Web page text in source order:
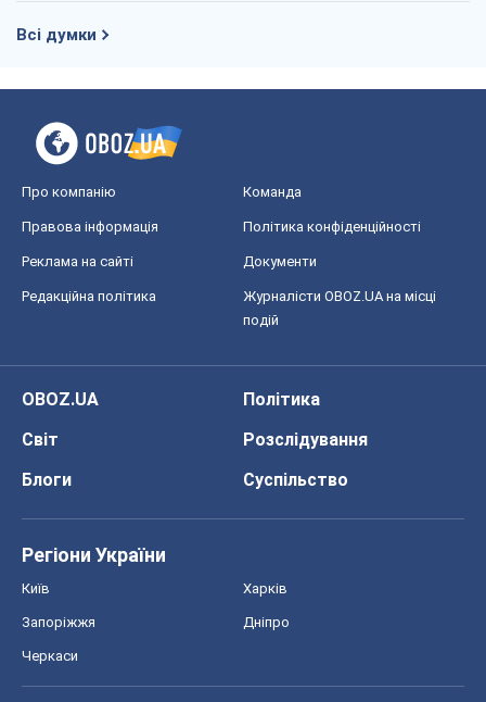
Всі думки
Про компанію Команда
Правова інформація Політика конфіденційності
Реклама на сайті Документи
Редакційна політика
Журналісти OBOZ.UA на місці
подій
OBOZ.UA
Політика
Світ
Розслідування
Блоги
Суспільство
Регіони України
Київ Харків
Запоріжжя Дніпро
Черкаси